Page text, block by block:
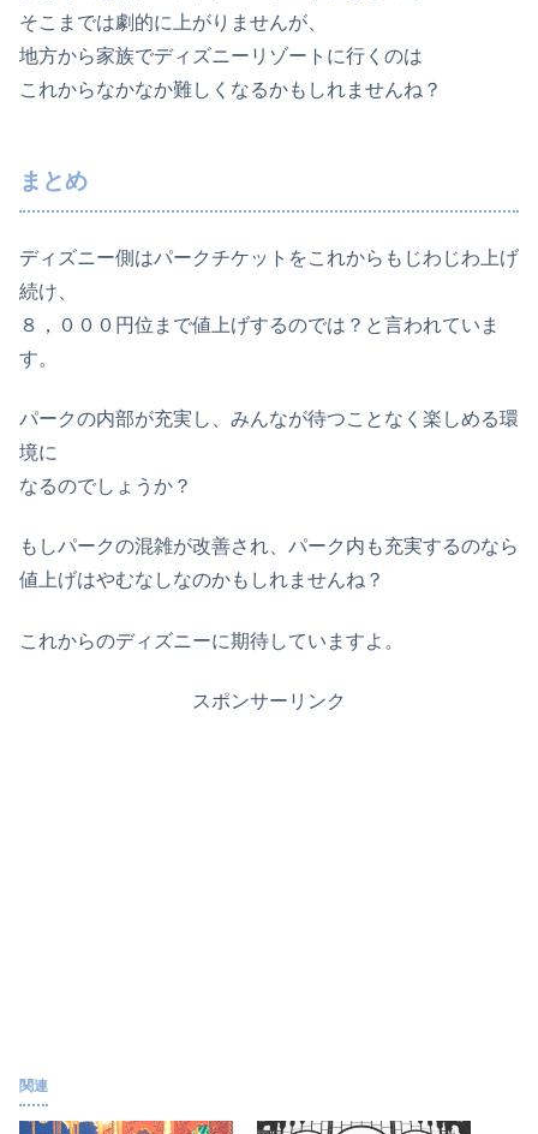
そこまでは劇的に上がりませんが、
地方から家族でディズニーリゾートに行くのは
これからなかなか難しくなるかもしれませんね？
まとめ
ディズニー側はパークチケットをこれからもじわじわ上げ
続け、
８，０００円位まで値上げするのでは？と言われていま
す。
パークの内部が充実し、みんなが待つことなく楽しめる環
境に
なるのでしょうか？
もしパークの混雑が改善され、パーク内も充実するのなら
値上げはやむなしなのかもしれませんね？
これからのディズニーに期待していますよ。
スポンサーリンク
関連